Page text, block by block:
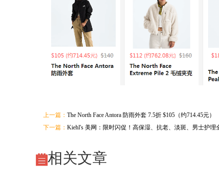
上一篇： The North Face Antora 防雨外套 7.5折 $105（约714.45元）
下一篇： Kiehl's 美网：限时闪促！高保湿、抗老、淡斑、男士护理
相关文章